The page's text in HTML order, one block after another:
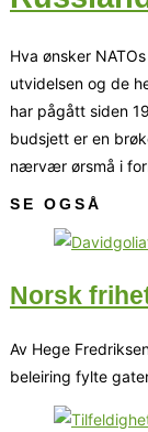
Hva ønsker
utvidelsen og de
har pågått siden
budsjett er en
nærvær ørsmå i
SE OGSÅ
Norsk
Av Hege
beleiring fylte